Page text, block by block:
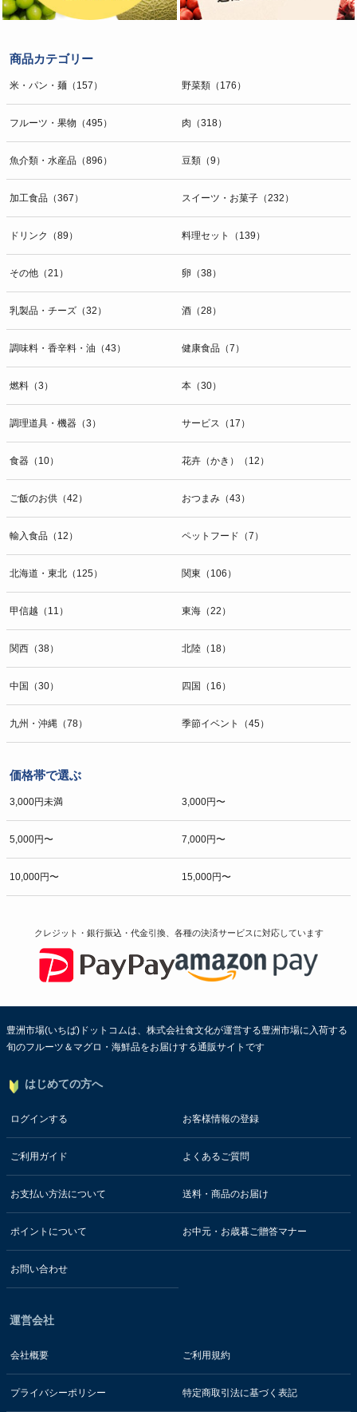
商品カテゴリー
米・パン・麺（157） 野菜類（176）
フルーツ・果物（495） 肉（318）
魚介類・水産品（896） 豆類（9）
加工食品（367） スイーツ・お菓子（232）
ドリンク（89） 料理セット（139）
その他（21） 卵（38）
乳製品・チーズ（32） 酒（28）
調味料・香辛料・油（43） 健康食品（7）
燃料（3） 本（30）
調理道具・機器（3） サービス（17）
食器（10） 花卉（かき）（12）
ご飯のお供（42） おつまみ（43）
輸入食品（12） ペットフード（7）
北海道・東北（125） 関東（106）
甲信越（11） 東海（22）
関西（38） 北陸（18）
中国（30） 四国（16）
九州・沖縄（78） 季節イベント（45）
価格帯で選ぶ
3,000円未満 3,000円〜
5,000円〜 7,000円〜
10,000円〜 15,000円〜
クレジット・銀行振込・代金引換、各種の決済サービスに対応しています
豊洲市場(いちば)ドットコムは、株式会社食文化が運営する豊洲市場に入荷する
旬のフルーツ＆マグロ・海鮮品をお届けする通販サイトです
はじめての方へ
ログインする お客様情報の登録
ご利用ガイド よくあるご質問
お支払い方法について 送料・商品のお届け
ポイントについて お中元・お歳暮ご贈答マナー
お問い合わせ
運営会社
会社概要 ご利用規約
プライバシーポリシー 特定商取引法に基づく表記